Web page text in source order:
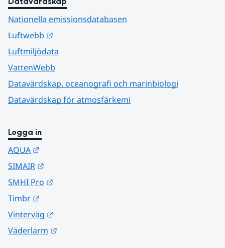
Nationella emissionsdatabasen
Luftwebb
Luftmiljödata
VattenWebb
Datavärdskap, oceanografi och marinbiologi
Datavärdskap för atmosfärkemi
Logga in
AQUA
SIMAIR
SMHI Pro
Timbr
Vinterväg
Väderlarm